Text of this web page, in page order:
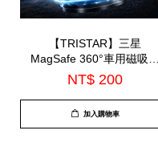
【TRISTAR】三星
MagSafe 360°車用磁吸手
機支架(TS-PA31)
NT$ 200
加入購物車